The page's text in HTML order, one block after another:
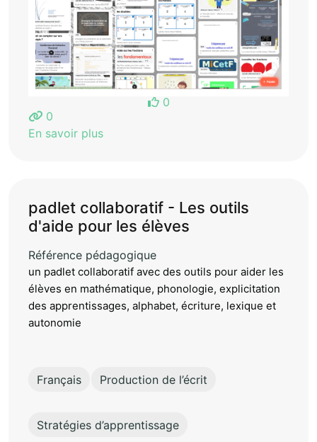
0
0
En savoir plus
padlet collaboratif - Les outils
d'aide pour les élèves
Référence pédagogique
un padlet collaboratif avec des outils pour aider les
élèves en mathématique, phonologie, explicitation
des apprentissages, alphabet, écriture, lexique et
autonomie
Français Production de l’écrit
Stratégies d’apprentissage